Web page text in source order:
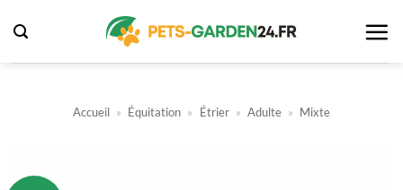
au
contenu
Accueil » Équitation » Étrier » Adulte » Mixte